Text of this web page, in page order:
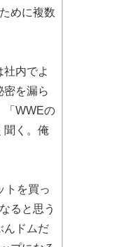
めに複数
内でよ
密を漏ら
「WWEの
聞く。俺
トを買っ
ると思う
んドムだ